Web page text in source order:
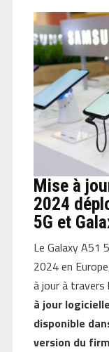
Mise à
2024
5G et
Le Galaxy A51
2024 en
à jour à travers
à jour
disponible
version du